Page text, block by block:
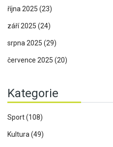
října 2025 (23)
září 2025 (24)
srpna 2025 (29)
července 2025 (20)
Kategorie
Sport(108)
Kultura(49)